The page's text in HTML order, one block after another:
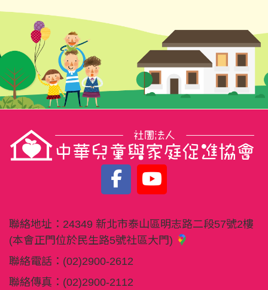
聯絡地址： 24349 新北市泰山區明志路二段57號2樓
(本會正門位於民生路5號社區大門)
聯絡電話： (02)2900-2612
聯絡傳真： (02)2900-2112